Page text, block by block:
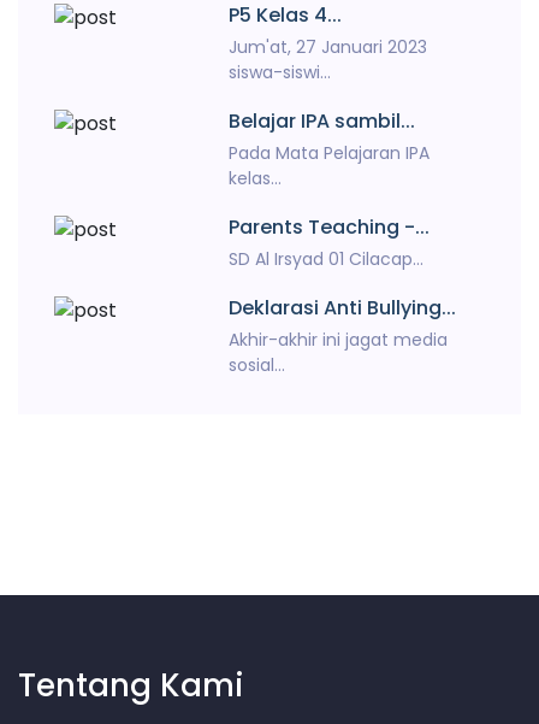
P5 Kelas 4...
Jum'at, 27 Januari 2023
siswa-siswi...
Belajar IPA sambil...
Pada Mata Pelajaran IPA
kelas...
Parents Teaching -...
SD Al Irsyad 01 Cilacap...
Deklarasi Anti Bullying...
Akhir-akhir ini jagat media
sosial...
Tentang Kami